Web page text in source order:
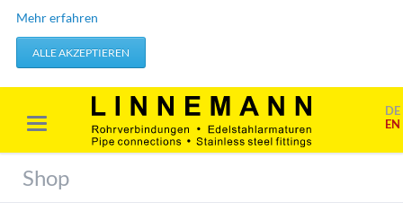
Technisch erforderliche Cookies
werden verwendet um von Ihnen getätigte Aktionen, wie etwa das
Festlegen Ihrer Datenschutzeinstellungen zu übernehmen.
Erforderliche Cookies akzeptieren
Marketing & Analyse
ausgewertet werden. Das geschieht vor allem mit Cookies und mit
sogenannten Analyseprogrammen. Die Analyse Ihres Surf-
Mehr erfahren
ALLE AKZEPTIEREN
DE
EN
Shop